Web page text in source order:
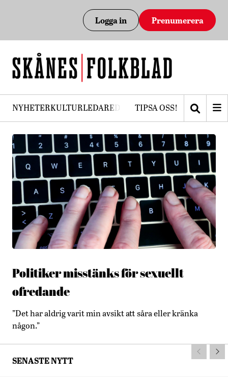
Logga in Prenumerera
NYHETERKULTURLEDAREDEBATTPRENUMERERA
TIPSA OSS!
Politiker misstänks för sexuellt
ofredande
”Det har aldrig varit min avsikt att såra eller kränka
någon.”
SENASTE NYTT